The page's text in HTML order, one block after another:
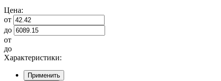
Цена:
от
до
от
до
Характеристики:
Применить